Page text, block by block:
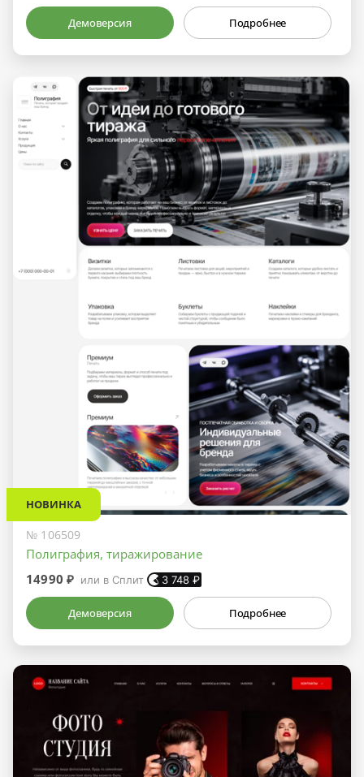
Демоверсия Подробнее
НОВИНКА
№ 106509
Полиграфия, тиражирование
14990 ₽ или в Сплит 3 748 ₽
Демоверсия Подробнее